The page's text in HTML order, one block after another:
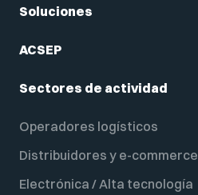
Soluciones
ACSEP
Sectores de actividad
Operadores logísticos
Distribuidores y e-commerce
Electrónica / Alta tecnología